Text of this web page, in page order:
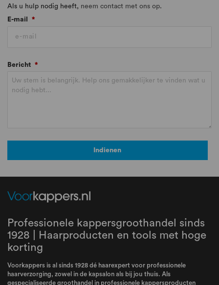
Als u hulp nodig heeft, neem contact met ons op.
E-mail
*
Bericht *
Indienen
Professionele kappersgroothandel sinds
1928 | Haarproducten en tools met hoge
korting
Voorkappers is al sinds 1928 dé haarexpert voor professionele
haarverzorging, zowel in de kapsalon als bij jou thuis. Als
gespecialiseerde groothandel in professionele kappersproducten